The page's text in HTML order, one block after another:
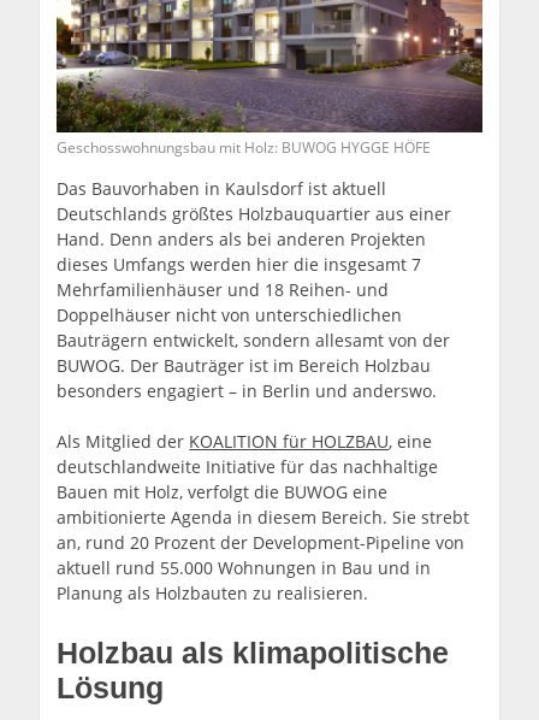
Geschosswohnungsbau mit Holz: BUWOG HYGGE HÖFE
Das Bauvorhaben in Kaulsdorf ist aktuell
Deutschlands größtes Holzbauquartier aus einer
Hand. Denn anders als bei anderen Projekten
dieses Umfangs werden hier die insgesamt 7
Mehrfamilienhäuser und 18 Reihen- und
Doppelhäuser nicht von unterschiedlichen
Bauträgern entwickelt, sondern allesamt von der
BUWOG. Der Bauträger ist im Bereich Holzbau
besonders engagiert – in Berlin und anderswo.
Als Mitglied der KOALITION für HOLZBAU, eine
deutschlandweite Initiative für das nachhaltige
Bauen mit Holz, verfolgt die BUWOG eine
ambitionierte Agenda in diesem Bereich. Sie strebt
an, rund 20 Prozent der Development-Pipeline von
aktuell rund 55.000 Wohnungen in Bau und in
Planung als Holzbauten zu realisieren.
Holzbau als klimapolitische
Lösung